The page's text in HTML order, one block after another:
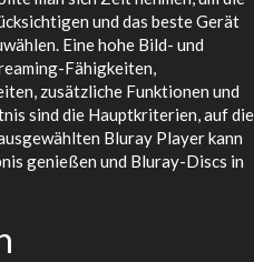
und das beste Gerät
Eine hohe Bild- und
Fähigkeiten,
zusätzliche Funktionen und
sind die Hauptkriterien, auf die
Bluray Player kann
genießen und Bluray-Discs in